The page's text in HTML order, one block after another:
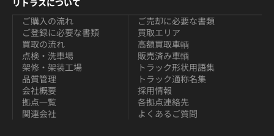
リトラスについて
ご購入の流れ
ご登録に必要な書類
買取の流れ
ご売却に必要な書類
買取エリア
高額買取車輌
点検・洗車場
架修・架装工場
品質管理
販売済み車輌
トラック形状用語集
トラック通称名集
会社概要
拠点一覧
関連会社
採用情報
各拠点連絡先
よくあるご質問